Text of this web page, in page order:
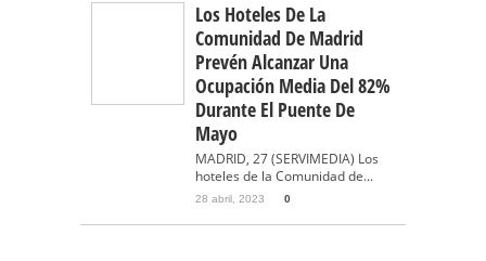
Los Hoteles De La
Comunidad De Madrid
Prevén Alcanzar Una
Ocupación Media Del 82%
Durante El Puente De
Mayo
MADRID, 27 (SERVIMEDIA) Los
hoteles de la Comunidad de...
28 abril, 2023 0